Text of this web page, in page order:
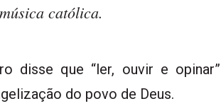
católica.
disse que “ler, ouvir e opinar”
do povo de Deus.